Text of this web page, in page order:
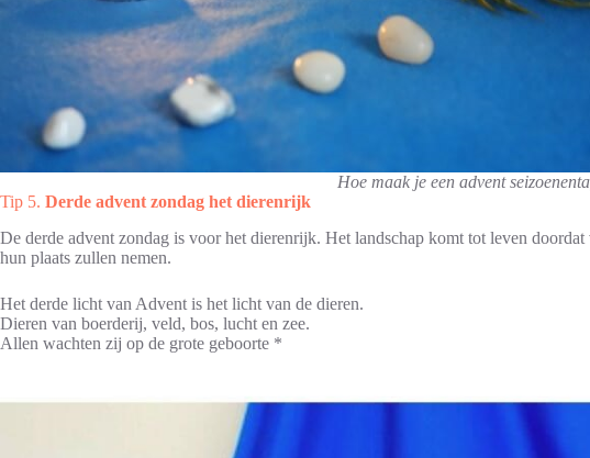
Hoe maak je een advent
Tip 5. Derde advent zondag het dierenrijk
De derde advent zondag is voor het dierenrijk. Het landschap komt tot leven
hun plaats zullen nemen.
Het derde licht van Advent is het licht van de dieren.
Dieren van boerderij, veld, bos, lucht en zee.
Allen wachten zij op de grote geboorte *